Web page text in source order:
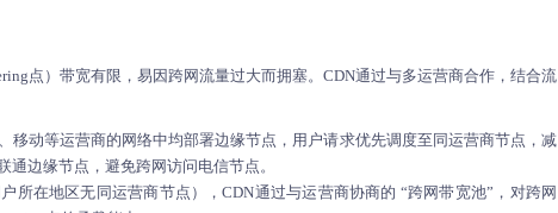
点）带宽有限，易因跨网流量过大而拥塞。CDN通过与多运营商合作，结合流
移动等运营商的网络中均部署边缘节点，用户请求优先调度至同运营商节点，减
边缘节点，避免跨网访问电信节点。
所在地区无同运营商节点），CDN通过与运营商协商的 “跨网带宽池”，对跨网